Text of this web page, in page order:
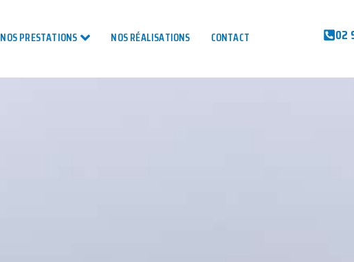
NOS PRESTATIONS NOS RÉALISATIONS CONTACT 02